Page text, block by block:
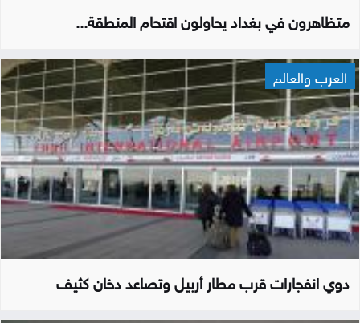
متظاهرون في بغداد يحاولون اقتحام المنطقة...
العرب والعالم
دوي انفجارات قرب مطار أربيل وتصاعد دخان كثيف